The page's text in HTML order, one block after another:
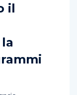
il